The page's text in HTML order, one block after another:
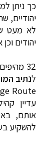
יהודיים,
לא מעט
יהודים
32
לנתיב
Route
עדיין
אותם,
להשקיע